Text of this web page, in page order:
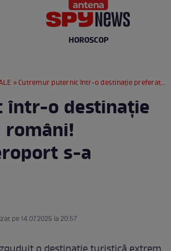
HOROSCOP
» Cutremur puternic într-o destinație preferată de mulți români! Acoperișul unui aeroport s-a prăbușit
într-o destinație
s-a
pe 14.07.2025 la 20:57